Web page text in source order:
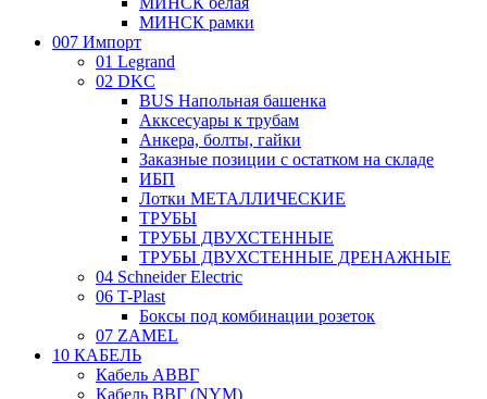
МИНСК рамки
007 Импорт
01 Legrand
02 DKC
BUS Напольная башенка
Акксесуары к трубам
Анкера, болты, гайки
Заказные позиции с остатком на складе
ИБП
Лотки МЕТАЛЛИЧЕСКИЕ
ТРУБЫ
ТРУБЫ ДВУХСТЕННЫЕ
ТРУБЫ ДВУХСТЕННЫЕ ДРЕНАЖНЫЕ
04 Schneider Electric
06 T-Plast
Боксы под комбинации розеток
07 ZAMEL
10 КАБЕЛЬ
Кабель АВВГ
Кабель ВВГ (NYM)